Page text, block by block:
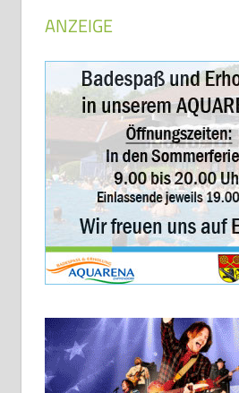
ANZEIGE